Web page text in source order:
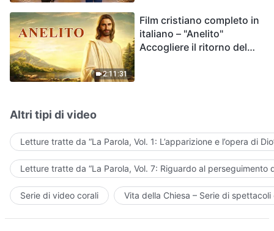
2:11:31
Film cristiano completo in
italiano – "Anelito"
Accogliere il ritorno del
Altri tipi di video
Letture tratte da “La Parola, Vol. 1: L’apparizione e l’opera di
Letture tratte da “La Parola, Vol. 7: Riguardo al perseguimento
Serie di video corali Vita della Chiesa – Serie di